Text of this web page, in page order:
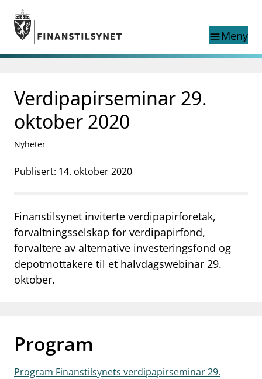
Gå til hovedinnhold
Gå til søkesiden
menuMeny
nettstedet
language
English
exist in English
English home page
Aktuelt
Finanstilsynets registre
businessOm Finanstilsynet
mail_outlineKontakt oss
work_outlineJobb hos oss
Verdipapirseminar 29.
oktober 2020
Nyheter
Publisert: 14. oktober 2020
Finanstilsynet inviterte verdipapirforetak,
forvaltningsselskap for verdipapirfond,
forvaltere av alternative investeringsfond og
depotmottakere til et halvdagswebinar 29.
oktober.
Program
Program Finanstilsynets verdipapirseminar 29.